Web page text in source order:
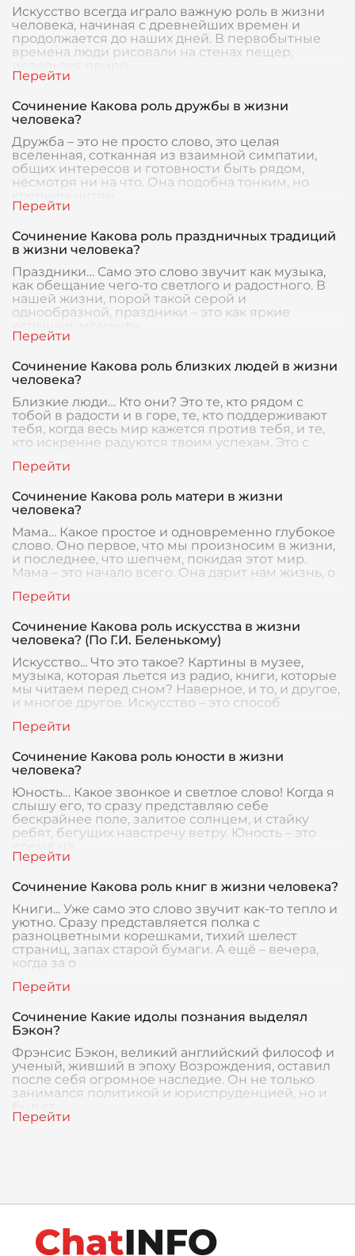
Искусство всегда играло важную роль в жизни
человека, начиная с древнейших времен и
продолжается до наших дней. В первобытные
времена люди рисовали на стенах пещер,
Сочинение Какова роль дружбы в жизни
человека?
Дружба – это не просто слово, это целая
вселенная, сотканная из взаимной симпатии,
общих интересов и готовности быть рядом,
несмотря ни на что. Она подобна тонким, но
Сочинение Какова роль праздничных традиций
в жизни человека?
Праздники… Само это слово звучит как музыка,
как обещание чего-то светлого и радостного. В
нашей жизни, порой такой серой и
однообразной, праздники – это как яркие
Сочинение Какова роль близких людей в жизни
человека?
Близкие люди… Кто они? Это те, кто рядом с
тобой в радости и в горе, те, кто поддерживают
тебя, когда весь мир кажется против тебя, и те,
кто искренне радуются твоим успехам. Это с
Сочинение Какова роль матери в жизни
человека?
Мама… Какое простое и одновременно глубокое
слово. Оно первое, что мы произносим в жизни,
и последнее, что шепчем, покидая этот мир.
Мама – это начало всего. Она дарит нам жизнь, о
Сочинение Какова роль искусства в жизни
человека? (По Г.И. Беленькому)
Искусство... Что это такое? Картины в музее,
музыка, которая льется из радио, книги, которые
мы читаем перед сном? Наверное, и то, и другое,
и многое другое. Искусство – это способ
Сочинение Какова роль юности в жизни
человека?
Юность… Какое звонкое и светлое слово! Когда я
слышу его, то сразу представляю себе
бескрайнее поле, залитое солнцем, и стайку
ребят, бегущих навстречу ветру. Юность – это
Сочинение Какова роль книг в жизни человека?
Книги... Уже само это слово звучит как-то тепло и
уютно. Сразу представляется полка с
разноцветными корешками, тихий шелест
страниц, запах старой бумаги. А ещё – вечера,
когда за о
Сочинение Какие идолы познания выделял
Бэкон?
Фрэнсис Бэкон, великий английский философ и
ученый, живший в эпоху Возрождения, оставил
после себя огромное наследие. Он не только
занимался политикой и юриспруденцией, но и
был ст